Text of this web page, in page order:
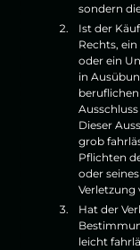
sondern
Ist der
Rechts,
oder ein
in
Dieser
grob
Pflichten
oder
Verletzung
Hat der
leicht